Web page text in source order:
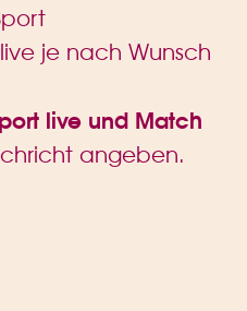
je nach Wunsch
live und Match
angeben.